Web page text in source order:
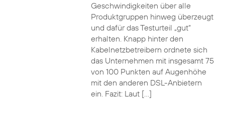
Geschwindigkeiten über alle
Produktgruppen hinweg überzeugt
und dafür das Testurteil „gut“
erhalten. Knapp hinter den
Kabelnetzbetreibern ordnete sich
das Unternehmen mit insgesamt 75
von 100 Punkten auf Augenhöhe
mit den anderen DSL-Anbietern
ein. Fazit: Laut […]